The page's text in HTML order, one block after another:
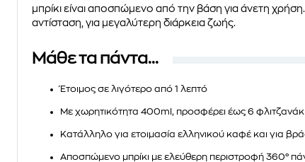
μπρίκι είναι αποσπώμενο από την βάση για άνετη χρήση.
αντίσταση, για μεγαλύτερη διάρκεια ζωής.
Μάθε τα πάντα...
Έτοιμος σε λιγότερο από 1 λεπτό
Με χωρητικότητα 400ml, προσφέρει έως 6
Κατάλληλο για ετοιμασία ελληνικού καφέ και για
Αποσπώμενο μπρίκι με ελεύθερη περιστροφή 360°